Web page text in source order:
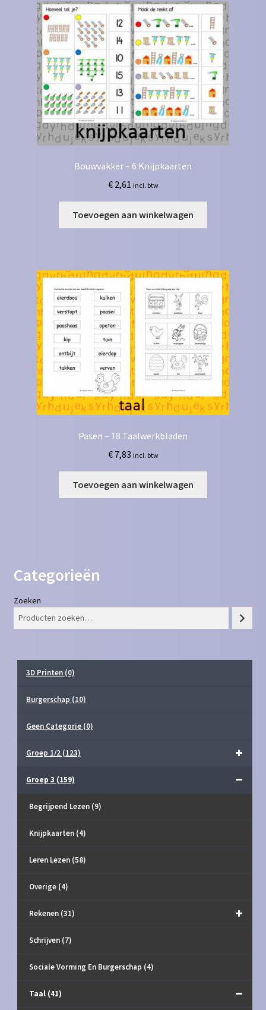
Bouwvakker – 6 Knijpkaarten
€2,61 incl. btw
Toevoegen aan winkelwagen
Pasen – 18 Taalwerkbladen
€7,83 incl. btw
Toevoegen aan winkelwagen
Categorieën
Zoeken
3D Printen (0)
Burgerschap (10)
Geen Categorie (0)
Groep 1/2 (123)
Groep 3 (159)
Begrijpend Lezen (9)
Knijpkaarten (4)
Leren Lezen (58)
Overige (4)
Rekenen (31)
Schrijven (7)
Sociale Vorming En Burgerschap (4)
Taal (41)